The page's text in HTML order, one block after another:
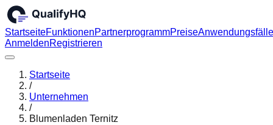
StartseiteFunktionenPartnerprogrammPreiseAnwendungsfälle
AnmeldenRegistrieren
Startseite
/
Unternehmen
/
Blumenladen Ternitz